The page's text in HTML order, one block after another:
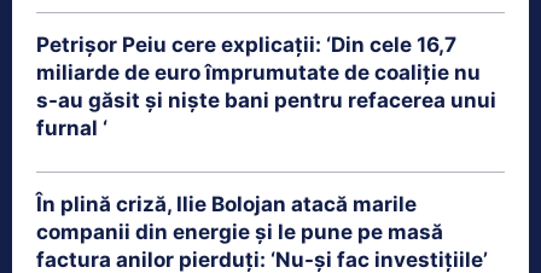
Petrişor Peiu cere explicații: ‘Din cele 16,7
miliarde de euro împrumutate de coaliţie nu
s-au găsit şi nişte bani pentru refacerea unui
furnal ‘
În plină criză, Ilie Bolojan atacă marile
companii din energie și le pune pe masă
factura anilor pierduți: ‘Nu-și fac investițiile’